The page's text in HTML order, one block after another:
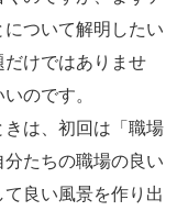
ついて解明したい
けではありませ
のです。
は、初回は「職場
たちの職場の良い
良い風景を作り出